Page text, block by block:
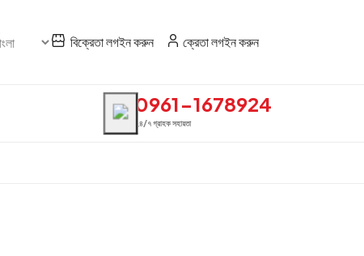
বিক্রেতা লগইন করুন ক্রেতা লগইন করুন
0961-1678924
২৪/৭ গ্রাহক সহায়তা